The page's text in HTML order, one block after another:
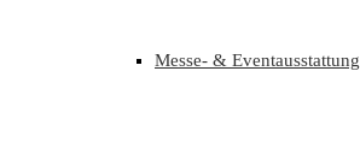
Messe- & Eventausstattung